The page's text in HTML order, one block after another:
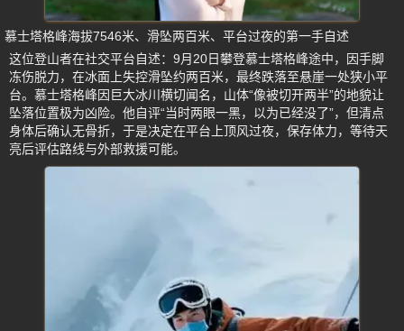
慕士塔格峰海拔7546米、滑坠两百米、平台过夜的第一手自述
这位登山者在社交平台自述：9月20日攀登慕士塔格峰途中，因手脚
冻伤脱力，在冰面上失控滑坠约两百米，最终跌落至悬崖一处狭小平
台。慕士塔格峰因巨大冰川横切闻名，山体“像被切开两半”的地貌让
坠落位置极为凶险。他自评“当时两眼一黑，以为已经没了”，但清点
身体后确认无骨折，于是决定在平台上顶风过夜，保存体力，等待天
亮后评估路线与外部救援可能。